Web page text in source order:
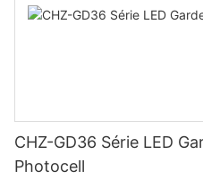
CHZ-GD36 Série LED
Photocell